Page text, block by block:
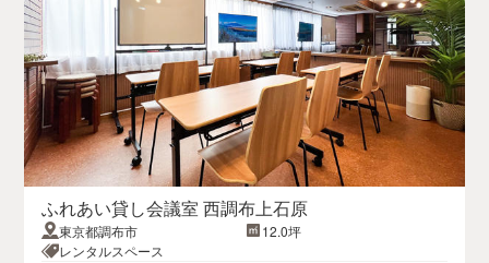
ふれあい貸し会議室 西調布上石原
東京都調布市
12.0坪
レンタルスペース